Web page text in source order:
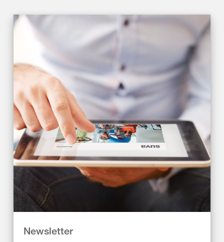
Newsletter